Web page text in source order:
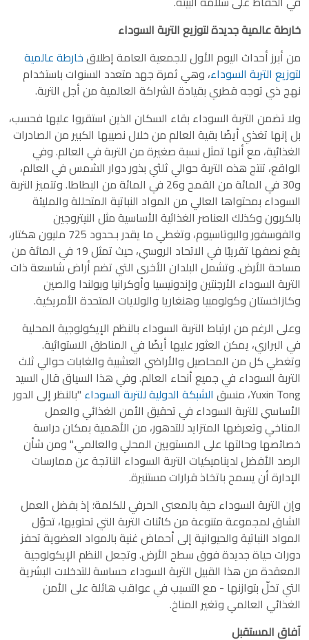
خارطة عالمية جديدة لتوزيع التربة السوداء
من أبرز أحداث اليوم الأول للجمعية العامة إطلاقخارطة عالمية
لتوزيع التربة السوداء، وهي ثمرة جهد متعدد السنوات باستخدام
نهج ذي توجه قطري بقيادة الشراكة العالمية من أجل التربة.
ولا تضمن التربة السوداء بقاء السكان الذين استقروا عليها فحسب،
بل إنها تغذي أيضًا بقية العالم من خلال نصيبها الكبير من الصادرات
الغذائية، مع أنها تمثل نسبة صغيرة من التربة في العالم. وفي
الواقع، تنتج هذه التربة حوالي ثلثي بذور دوار الشمس في العالم،
و30 في المائة من القمح و26 في المائة من البطاطا. وتتميز التربة
السوداء بمحتواها العالي من المواد النباتية المتحللة والمليئة
بالكربون وكذلك العناصر الغذائية الأساسية مثل النيتروجين
والفوسفور والبوتاسيوم، وتغطي ما يقدر بـحدود 725 مليون هكتار،
يقع نصفها تقريبًا في الاتحاد الروسي، حيث تمثل 19 في المائة من
مساحة الأرض. وتشمل البلدان الأخرى التي تضم أراض شاسعة ذات
التربة السوداء الأرجنتين وإندونيسيا وأوكرانيا وبولندا والصين
وكازاخستان وكولومبيا وهنغاريا والولايات المتحدة الأمريكية.
وعلى الرغم من ارتباط التربة السوداء بالنظم الإيكولوجية المحلية
في البراري، يمكن العثور عليها أيضًا في المناطق الاستوائية.
وتغطي كل من المحاصيل والأراضي العشبية والغابات حوالي ثلث
التربة السوداء في جميع أنحاء العالم. وفي هذا السياق قال السيد
Yuxin Tong، منسق
الشبكة الدولية للتربة السوداء "بالنظر إلى الدور
الأساسي للتربة السوداء في تحقيق الأمن الغذائي والعمل
المناخي وتعرضها المتزايد للتدهور، من الأهمية بمكان دراسة
خصائصها وحالتها على المستويين المحلي والعالمي." ومن شأن
الرصد الأفضل لديناميكيات التربة السوداء الناتجة عن ممارسات
الإدارة أن يسمح باتخاذ قرارات مستنيرة.
وإن التربة السوداء حية بالمعنى الحرفي للكلمة؛ إذ بفضل العمل
الشاق لمجموعة متنوعة من كائنات التربة التي تحتويها، تحوّل
المواد النباتية والحيوانية إلى أحماض غنية بالمواد العضوية تحفز
دورات حياة جديدة فوق سطح الأرض. وتجعل النظم الإيكولوجية
المعقدة من هذا القبيل التربة السوداء حساسة للتدخلات البشرية
التي تخلّ بتوازنها - مع التسبب في عواقب هائلة على الأمن
الغذائي العالمي وتغير المناخ.
آفاق المستقبل